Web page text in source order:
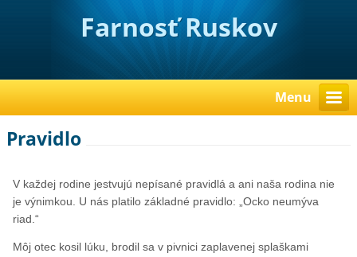
Farnosť Ruskov
Menu
Pravidlo
V každej rodine jestvujú nepísané pravidlá a ani naša rodina nie
je výnimkou. U nás platilo základné pravidlo: „Ocko neumýva
riad.“
Môj otec kosil lúku, brodil sa v pivnici zaplavenej splaškami